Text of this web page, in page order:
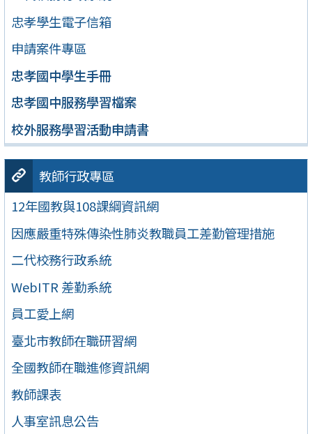
忠孝學生電子信箱
申請案件專區
忠孝國中學生手冊
忠孝國中服務學習檔案
校外服務學習活動申請書
教師行政專區
12年國教與108課綱資訊網
因應嚴重特殊傳染性肺炎教職員工差勤管理措施
二代校務行政系統
WebITR 差勤系統
員工愛上網
臺北市教師在職研習網
全國教師在職進修資訊網
教師課表
人事室訊息公告